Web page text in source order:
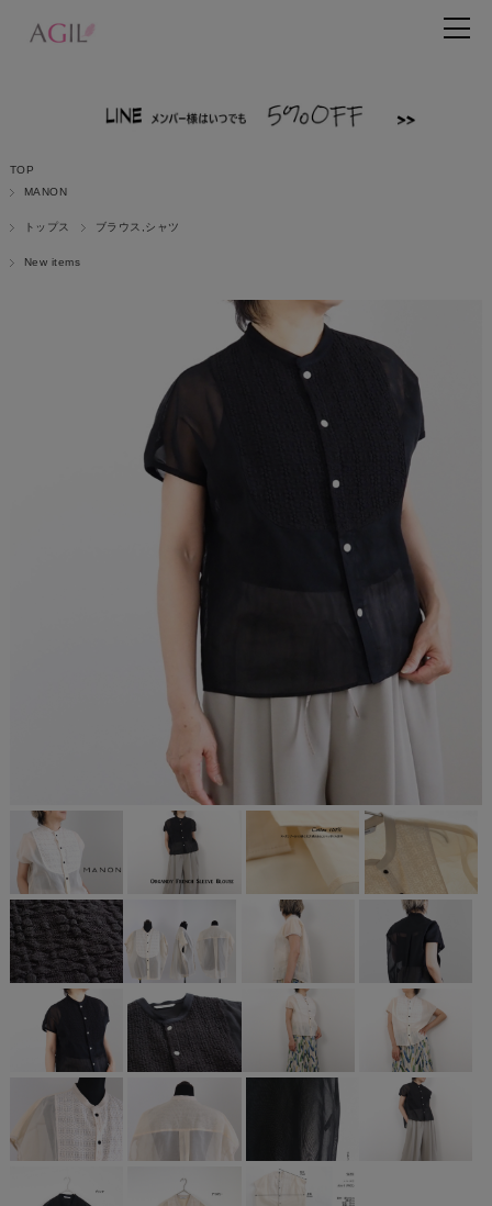
TOP
MANON
トップス ブラウス,シャツ
New items